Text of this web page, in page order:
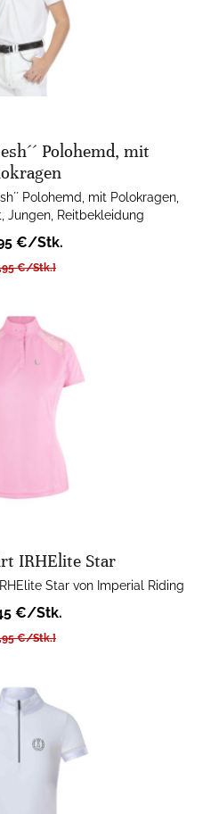
Polohemd, mit
Polohemd, mit Polokragen,
Jungen, Reitbekleidung
€/Stk.
€/Stk.]
IRHElite Star
Star von Imperial Riding
€/Stk.
€/Stk.]